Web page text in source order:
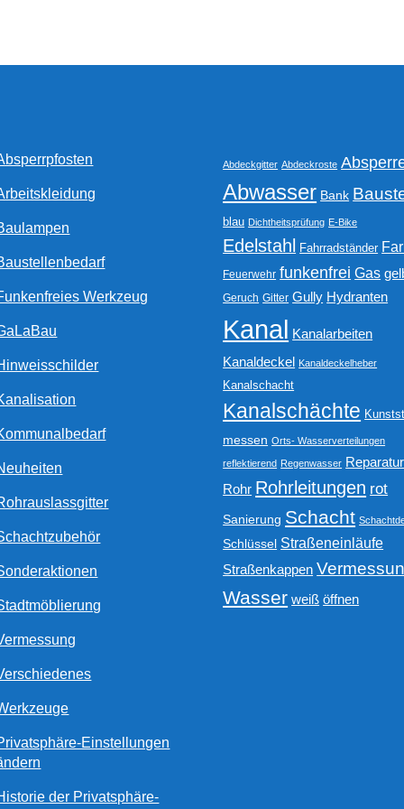
können
Werkzeug
Einstellungen
der Privatsphäre-
Abdeckgitter Abdeckroste
Abwasser Bank
blau Dichtheitsprüfung E-Bike
Edelstahl Fahrradständer
Feuerwehr funkenfrei Gas
Geruch Gitter Gully Hydranten
Kanal Kanalarbeiten
Kanaldeckel Kanaldeckelheber
Kanalschacht
Kanalschächte
messen Orts- Wasserverteilungen
reflektierend Regenwasser Reparatur
Rohr Rohrleitungen rot
Sanierung Schacht
Schlüssel Straßeneinläufe
Straßenkappen
Wasser weiß öffnen